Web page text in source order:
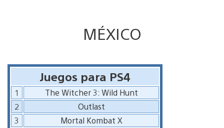
MÉXICO
Juegos para PS4
1
The Witcher 3: Wild Hunt
2
Outlast
3
Mortal Kombat X